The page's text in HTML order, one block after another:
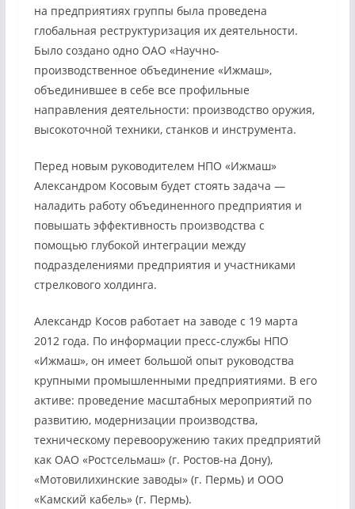
на предприятиях группы была проведена
глобальная реструктуризация их деятельности.
Было создано одно ОАО «Научно-
производственное объединение «Ижмаш»,
объединившее в себе все профильные
направления деятельности: производство оружия,
высокоточной техники, станков и инструмента.
Перед новым руководителем НПО «Ижмаш»
Александром Косовым будет стоять задача —
наладить работу объединенного предприятия и
повышать эффективность производства с
помощью глубокой интеграции между
подразделениями предприятия и участниками
стрелкового холдинга.
Александр Косов работает на заводе с 19 марта
2012 года. По информации пресс-службы НПО
«Ижмаш», он имеет большой опыт руководства
крупными промышленными предприятиями. В его
активе: проведение масштабных мероприятий по
развитию, модернизации производства,
техническому перевооружению таких предприятий
как ОАО «Ростсельмаш» (г. Ростов-на Дону),
«Мотовилихинские заводы» (г. Пермь) и ООО
«Камский кабель» (г. Пермь).